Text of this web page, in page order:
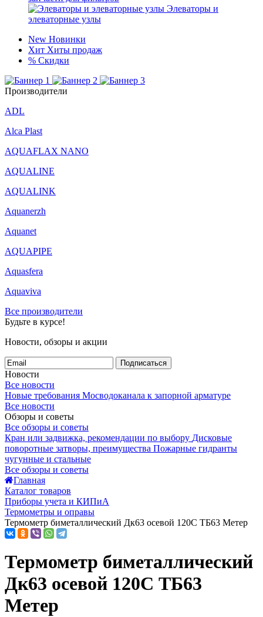
Элеваторы и
элеваторные узлы
New Новинки
Хит Хиты продаж
% Скидки
Производители
ADL
Alca Plast
AQUAFLAX NANO
AQUALINE
AQUALINK
Aquanerzh
Aquanet
AQUAPIPE
Aquasfera
Aquaviva
Все производители
Будьте в курсе!
Новости, обзоры и акции
Подписаться
Новости
Все новости
Новые требования Мосводоканала к запорной арматуре
Все новости
Обзоры и советы
Все обзоры и советы
Кран или задвижка, рекомендации по выбору Дисковые
поворотные затворы, преимущества Пожарные гидранты
чугунные и стальные
Все обзоры и советы
Главная
Каталог товаров
Приборы учета и КИПиА
Термометры и оправы
Термометр биметаллический Дк63 осевой 120С ТБ63 Метер
Термометр биметаллический
Дк63 осевой 120С ТБ63
Метер